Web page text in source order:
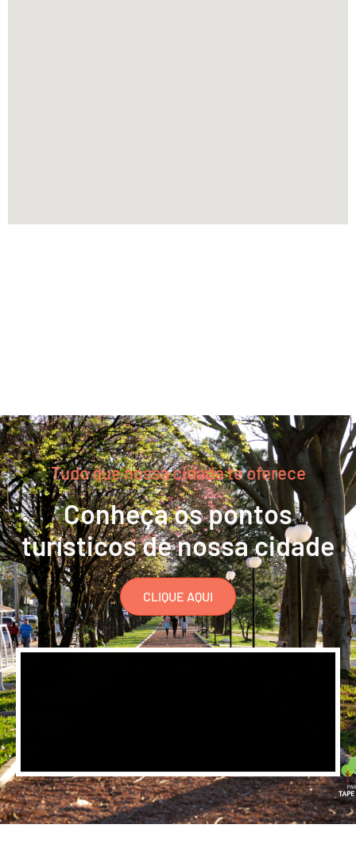
Tudo que nossa cidade te oferece
Conheça os pontos
turísticos de nossa cidade
CLIQUE AQUI